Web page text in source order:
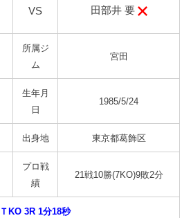
VS 田部井 要
所属ジ
ム
宮田
生年月
日
1985/5/24
出身地 東京都葛飾区
プロ戦
績
21戦10勝(7KO)9敗2分
ＴKO 3R 1分18秒